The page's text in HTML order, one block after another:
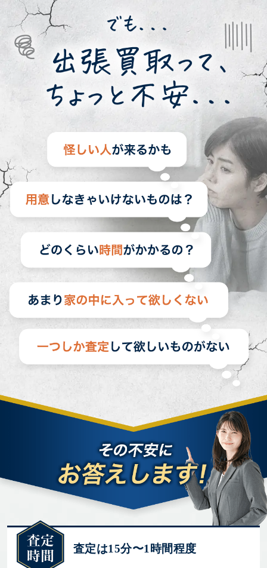
査定は15分〜1時間程度